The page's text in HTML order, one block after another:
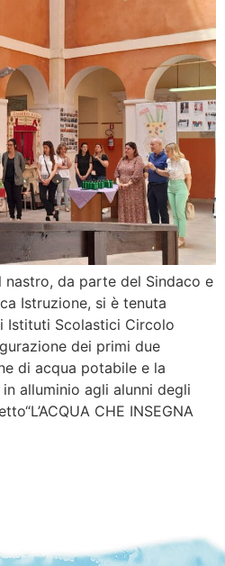
da parte del Sindaco e
Istruzione, si è tenuta
Istituti Scolastici Circolo
dei primi due
di acqua potabile e la
alluminio agli alunni degli
CHE INSEGNA